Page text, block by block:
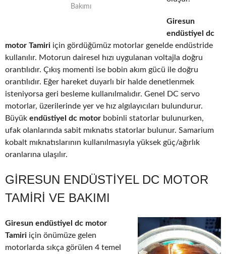
Bakımı
Giresun
endüstiyel dc
motor Tamiri için gördüğümüz motorlar genelde endüstride
kullanılır. Motorun dairesel hızı uygulanan voltajla doğru
orantılıdır. Çıkış momenti ise bobin akım gücü ile doğru
orantılıdır. Eğer hareket duyarlı bir halde denetlenmek
isteniyorsa geri besleme kullanılmalıdır. Genel DC servo
motorlar, üzerilerinde yer ve hız algılayıcıları bulundurur.
Büyük endüstiyel dc motor bobinli statorlar bulunurken,
ufak olanlarında sabit mıknatıs statorlar bulunur. Samarium
kobalt mıknatıslarının kullanılmasıyla yüksek güç/ağırlık
oranlarına ulaşılır.
GIRESUN ENDÜSTIYEL DC MOTOR
TAMIRI VE BAKIMI
Giresun endüstiyel dc motor
Tamiri için önümüze gelen
motorlarda sıkça görülen 4 temel